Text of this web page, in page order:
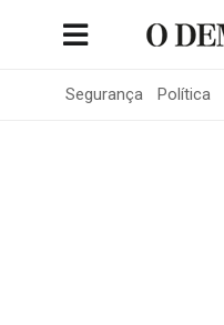
Segurança Política